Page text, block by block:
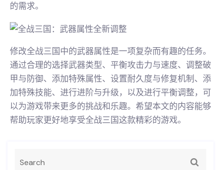
的需求。
修改全战三国中的武器属性是一项复杂而有趣的任务。
通过合理的选择武器类型、平衡攻击力与速度、调整破
甲与防御、添加特殊属性、设置耐久度与修复机制、添
加特殊技能、进行进阶与升级，以及进行平衡调整，可
以为游戏带来更多的挑战和乐趣。希望本文的内容能够
帮助玩家更好地享受全战三国这款精彩的游戏。